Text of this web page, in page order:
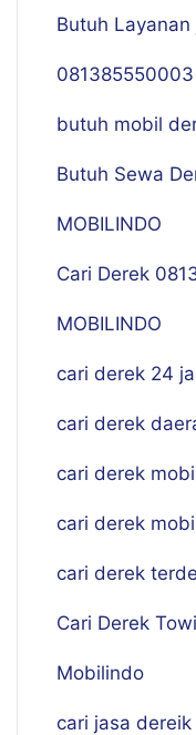
Butuh
081385550003
butuh mobil
Butuh Sewa
MOBILINDO
Cari Derek
MOBILINDO
cari derek 24
cari derek
cari derek
cari derek
cari derek
Cari Derek
Mobilindo
cari jasa